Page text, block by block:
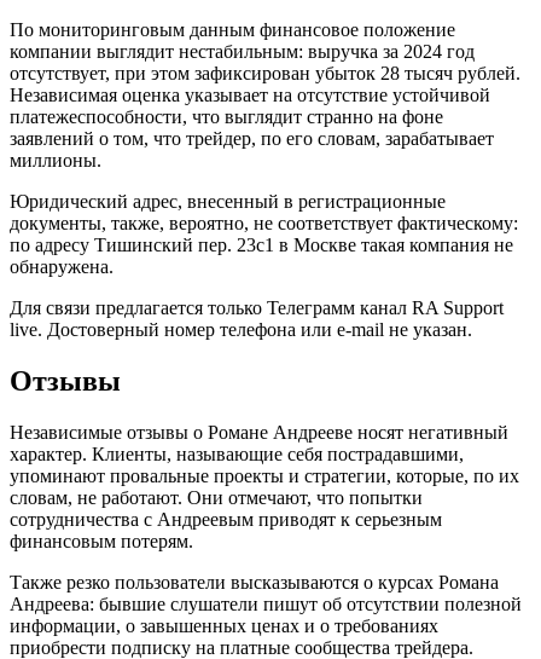
По мониторинговым данным финансовое положение
компании выглядит нестабильным: выручка за 2024 год
отсутствует, при этом зафиксирован убыток 28 тысяч рублей.
Независимая оценка указывает на отсутствие устойчивой
платежеспособности, что выглядит странно на фоне
заявлений о том, что трейдер, по его словам, зарабатывает
миллионы.
Юридический адрес, внесенный в регистрационные
документы, также, вероятно, не соответствует фактическому:
по адресу Тишинский пер. 23с1 в Москве такая компания не
обнаружена.
Для связи предлагается только Телеграмм канал RA Support
live. Достоверный номер телефона или e-mail не указан.
Отзывы
Независимые отзывы о Романе Андрееве носят негативный
характер. Клиенты, называющие себя пострадавшими,
упоминают провальные проекты и стратегии, которые, по их
словам, не работают. Они отмечают, что попытки
сотрудничества с Андреевым приводят к серьезным
финансовым потерям.
Также резко пользователи высказываются о курсах Романа
Андреева: бывшие слушатели пишут об отсутствии полезной
информации, о завышенных ценах и о требованиях
приобрести подписку на платные сообщества трейдера.